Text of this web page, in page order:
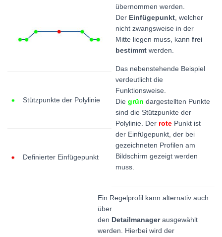
übernommen werden.
Der Einfügepunkt , welcher
nicht zwangsweise in der
Mitte liegen muss, kann frei
bestimmt werden.
Das nebenstehende Beispiel
verdeutlicht die
Funktionsweise.
Die grün dargestellten Punkte
sind die Stützpunkte der
Polylinie. Der rote Punkt ist
der Einfügepunkt, der bei
gezeichneten Profilen am
Bildschirm gezeigt werden
muss.
Stützpunkte der Polylinie
Definierter Einfügepunkt
Ein Regelprofil kann alternativ auch
über
den Detailmanager ausgewählt
werden. Hierbei wird der